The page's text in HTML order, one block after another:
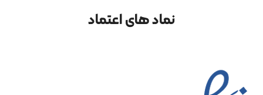
نماد های اعتماد